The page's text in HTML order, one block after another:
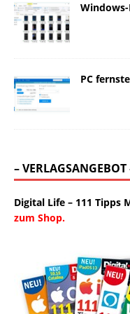
PC
– VERLAGSANGEBOT
Digital Life – 111 Tipps
zum Shop.